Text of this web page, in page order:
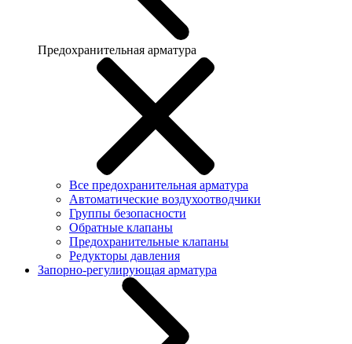
Предохранительная арматура
Все предохранительная арматура
Автоматические воздухоотводчики
Группы безопасности
Обратные клапаны
Предохранительные клапаны
Редукторы давления
Запорно-регулирующая арматура